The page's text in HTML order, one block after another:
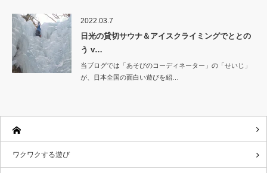
2022.03.7
日光の貸切サウナ＆アイスクライミングでととの
う v…
当ブログでは「あそびのコーディネーター」の「せいじ」
が、日本全国の面白い遊びを紹…
ワクワクする遊び